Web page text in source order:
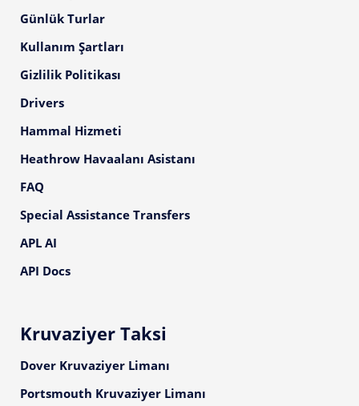
Günlük Turlar
Kullanım Şartları
Gizlilik Politikası
Drivers
Hammal Hizmeti
Heathrow Havaalanı Asistanı
FAQ
Special Assistance Transfers
APL AI
API Docs
Kruvaziyer Taksi
Dover Kruvaziyer Limanı
Portsmouth Kruvaziyer Limanı